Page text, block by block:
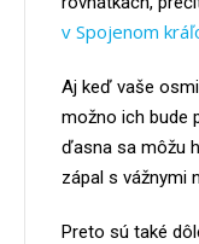
v Spojenom
Aj keď vaše
možno ich bude
ďasna sa môžu
zápal s vážnymi
Preto sú také